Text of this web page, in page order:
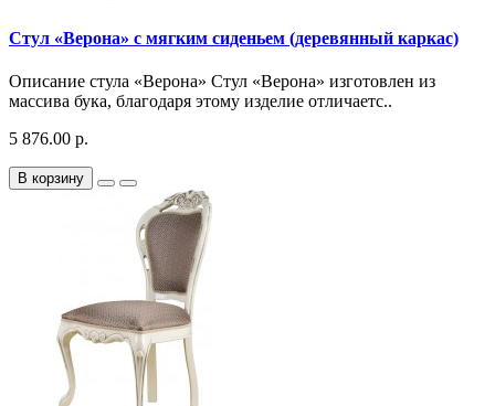
Стул «Верона» с мягким сиденьем (деревянный каркас)
Описание стула «Верона» Стул «Верона» изготовлен из
массива бука, благодаря этому изделие отличаетс..
5 876.00 р.
В корзину